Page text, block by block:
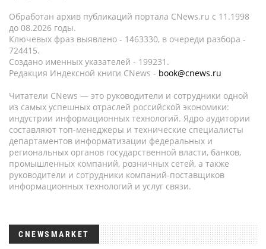
Обработан архив публикаций портала CNews.ru c 11.1998
до 08.2026 годы.
Ключевых фраз выявлено - 1463330, в очереди разбора -
724415.
Создано именных указателей - 199231.
Редакция Индексной книги CNews - book@cnews.ru
Читатели CNews — это руководители и сотрудники одной
из самых успешных отраслей российской экономики:
индустрии информационных технологий. Ядро аудитории
составляют топ-менеджеры и технические специалисты
департаментов информатизации федеральных и
региональных органов государственной власти, банков,
промышленных компаний, розничных сетей, а также
руководители и сотрудники компаний-поставщиков
информационных технологий и услуг связи.
CNEWSMARKET